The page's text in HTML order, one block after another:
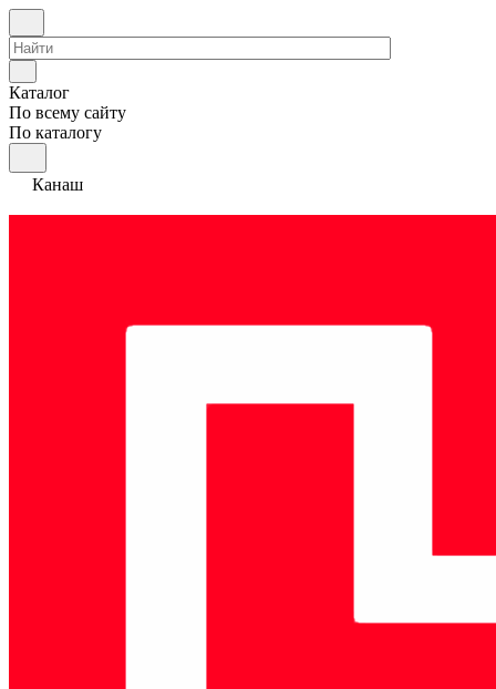
Каталог
По всему сайту
По каталогу
Канаш